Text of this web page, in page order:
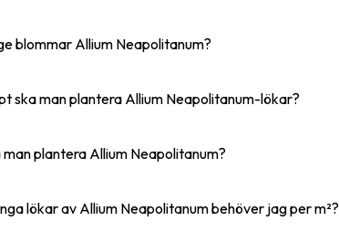
blommar Allium Neapolitanum?
ska man plantera Allium Neapolitanum-lökar?
man plantera Allium Neapolitanum?
lökar av Allium Neapolitanum behöver jag per m²?